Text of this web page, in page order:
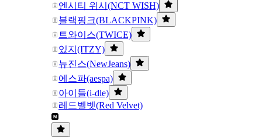
엔시티 위시(NCT WISH)
블랙핑크(BLACKPINK)
트와이스(TWICE)
있지(ITZY)
뉴진스(NewJeans)
에스파(aespa)
아이들(i-dle)
레드벨벳(Red Velvet)